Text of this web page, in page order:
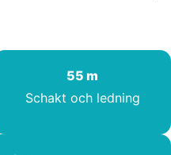
55 m
Schakt och ledning